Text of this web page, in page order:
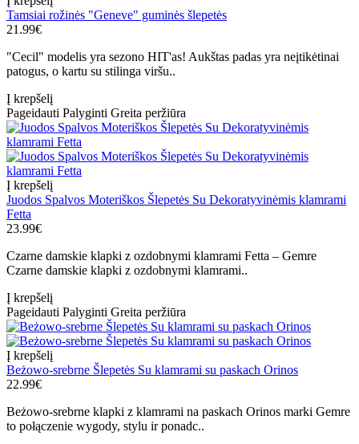
Tamsiai rožinės "Geneve" guminės šlepetės
21.99€
"Cecil" modelis yra sezono HIT'as! Aukštas padas yra neįtikėtinai
patogus, o kartu su stilinga viršu..
Į krepšelį
Pageidauti Palyginti Greita peržiūra
Į krepšelį
Juodos Spalvos Moteriškos Šlepetės Su Dekoratyvinėmis klamrami
Fetta
23.99€
Czarne damskie klapki z ozdobnymi klamrami Fetta – Gemre
Czarne damskie klapki z ozdobnymi klamrami..
Į krepšelį
Pageidauti Palyginti Greita peržiūra
Į krepšelį
Beżowo-srebrne Šlepetės Su klamrami su paskach Orinos
22.99€
Beżowo-srebrne klapki z klamrami na paskach Orinos marki Gemre
to połączenie wygody, stylu ir ponadc..